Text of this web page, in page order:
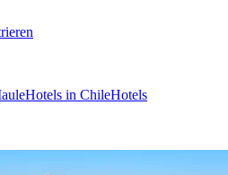
Hotels in ChileHotels